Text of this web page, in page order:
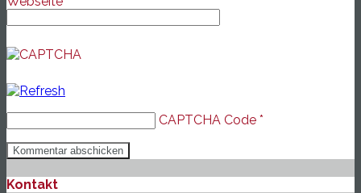
CAPTCHA Code *
Kontakt